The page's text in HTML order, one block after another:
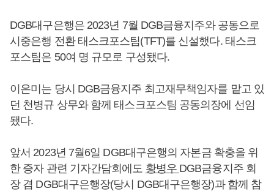
DGB대구은행은 2023년 7월 DGB금융지주와 공동으로
시중은행 전환 태스크포스팀(TFT)를 신설했다. 태스크
포스팀은 50여 명 규모로 구성됐다.
이은미는 당시 DGB금융지주 최고재무책임자를 맡고 있
던 천병규 상무와 함께 태스크포스팀 공동의장에 선임
됐다.
앞서 2023년 7월6일 DGB대구은행의 자본금 확충을 위
한 증자 관련 기자간담회에도 황병우 DGB금융지주 회
장 겸 DGB대구은행장(당시 DGB대구은행장)과 함께 참